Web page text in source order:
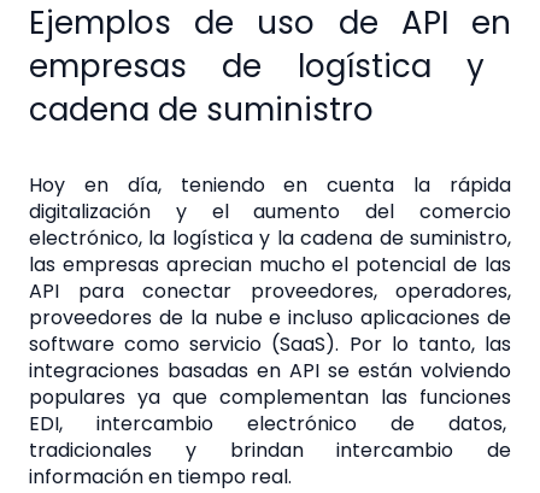
Ejemplos de uso de API en
empresas de logística y
cadena de suministro
Hoy en día, teniendo en cuenta la rápida
digitalización y el aumento del comercio
electrónico, la logística y la cadena de suministro,
las empresas aprecian mucho el potencial de las
API para conectar proveedores, operadores,
proveedores de la nube e incluso aplicaciones de
software como servicio (SaaS). Por lo tanto, las
integraciones basadas en API se están volviendo
populares ya que complementan las funciones
EDI, intercambio electrónico de datos,
tradicionales y brindan intercambio de
información en tiempo real.